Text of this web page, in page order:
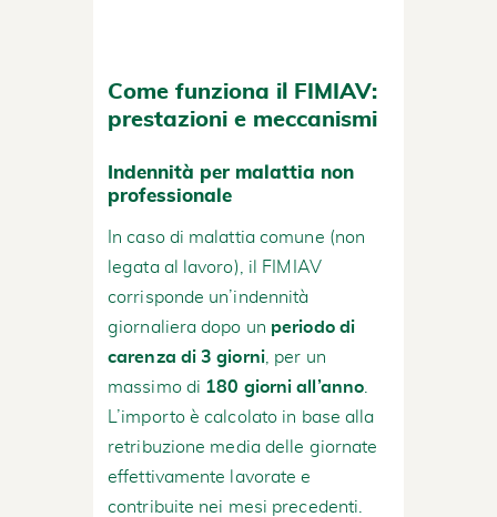
Come funziona il FIMIAV:
prestazioni e meccanismi
Indennità per malattia non
professionale
In caso di malattia comune (non
legata al lavoro), il FIMIAV
corrisponde un’indennità
giornaliera dopo un periodo di
carenza di 3 giorni, per un
massimo di 180 giorni all’anno
L’importo è calcolato in base alla
retribuzione media delle giornate
effettivamente lavorate e
contribuite nei mesi precedenti.